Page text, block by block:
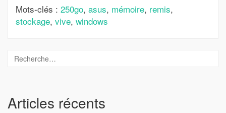
Mots-clés : 250go, asus, mémoire, remis,
stockage, vive, windows
Articles récents